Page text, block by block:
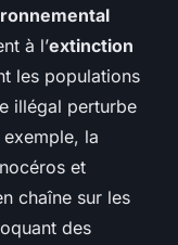
à l’extinction
les populations
illégal perturbe
exemple, la
et
chaîne sur les
des